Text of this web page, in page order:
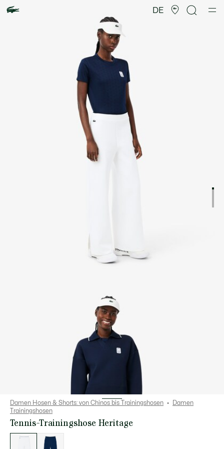
DE
Damen Hosen & Shorts: von Chinos bis Trainingshosen
Damen
Trainingshosen
Tennis-Trainingshose Heritage
Liste